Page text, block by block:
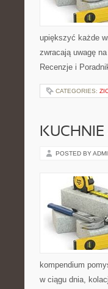
upiększyć każde
zwracają uwagę
Recenzje i
CATEGORIES:
POSTED BY
kompendium
w ciągu dnia,